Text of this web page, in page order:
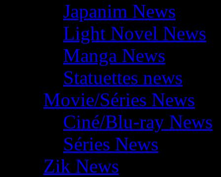
Japanim News
Light Novel News
Manga News
Statuettes news
Movie/Séries News
Ciné/Blu-ray News
Séries News
Zik News